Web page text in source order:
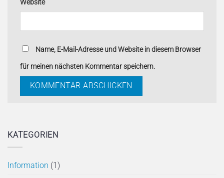
Website
Name, E-Mail-Adresse und Website in diesem Browser
für meinen nächsten Kommentar speichern.
KATEGORIEN
Information (1)